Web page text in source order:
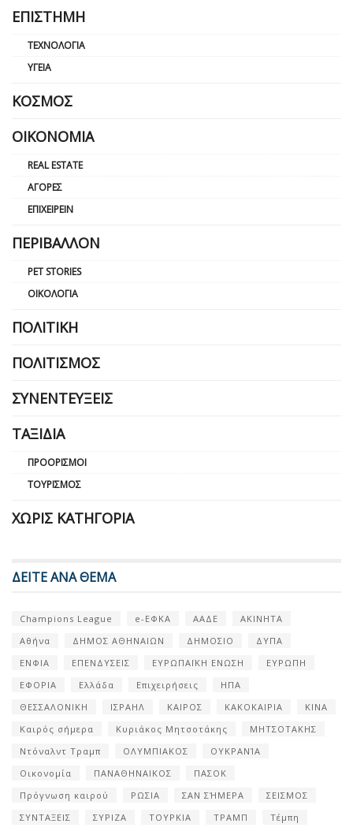
ΕΠΙΣΤΉΜΗ
ΤΕΧΝΟΛΟΓΊΑ
ΥΓΕΊΑ
ΚΌΣΜΟΣ
ΟΙΚΟΝΟΜΊΑ
REAL ESTATE
ΑΓΟΡΈΣ
ΕΠΙΧΕΙΡΕΊΝ
ΠΕΡΙΒΆΛΛΟΝ
PET STORIES
ΟΙΚΟΛΟΓΊΑ
ΠΟΛΙΤΙΚΉ
ΠΟΛΙΤΙΣΜΌΣ
ΣΥΝΕΝΤΕΎΞΕΙΣ
ΤΑΞΊΔΙΑ
ΠΡΟΟΡΙΣΜΟΊ
ΤΟΥΡΙΣΜΌΣ
ΧΩΡΊΣ ΚΑΤΗΓΟΡΊΑ
ΔΕΙΤΕ ΑΝΑ ΘΕΜΑ
Champions League e-ΕΦΚΑ ΑΑΔΕ
ΑΚΙΝΗΤΑ
Αθήνα
ΔΗΜΟΣ ΑΘΗΝΑΙΩΝ ΔΗΜΟΣΙΟ
ΔΥΠΑ
ΕΝΦΙΑ
ΕΠΕΝΔΥΣΕΙΣ ΕΥΡΩΠΑΪΚΗ ΕΝΩΣΗ
ΕΥΡΩΠΗ
ΕΦΟΡΙΑ
Ελλάδα Επιχειρήσεις
ΗΠΑ
ΘΕΣΣΑΛΟΝΙΚΗ
ΙΣΡΑΗΛ ΚΑΙΡΟΣ ΚΑΚΟΚΑΙΡΙΑ
ΚΙΝΑ
Καιρός σήμερα
Κυριάκος Μητσοτάκης
ΜΗΤΣΟΤΑΚΗΣ
Ντόναλντ Τραμπ
ΟΛΥΜΠΙΑΚΟΣ
ΟΥΚΡΑΝΊΑ
Οικονομία
ΠΑΝΑΘΗΝΑΙΚΟΣ
ΠΑΣΟΚ
Πρόγνωση καιρού
ΡΩΣΙΑ ΣΑΝ ΣΉΜΕΡΑ
ΣΕΙΣΜΟΣ
ΣΥΝΤΑΞΕΙΣ
ΣΥΡΙΖΑ ΤΟΥΡΚΙΑ ΤΡΑΜΠ
Τέμπη